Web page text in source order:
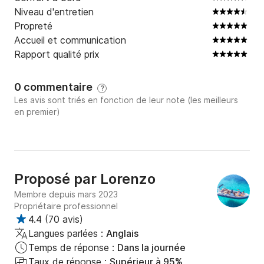
Grotta dei Colombi, idéale pour prendre des photos
spectaculaires.
où la nature préservée offre des paysages à couper le
Plongées et détente dans les criques les plus isolées,
pour des moments de bien-être total.
Voici la traduction en français de votre texte :
Niveau d'entretien
Propreté
Accueil et communication
Rapport qualité prix
0 commentaire ?
Les avis sont triés en fonction de leur note (les meilleurs
en premier)
Proposé par Lorenzo
Membre depuis mars 2023
Propriétaire professionnel
4.4 (70 avis)
Langues parlées : Anglais
Temps de réponse : Dans la journée